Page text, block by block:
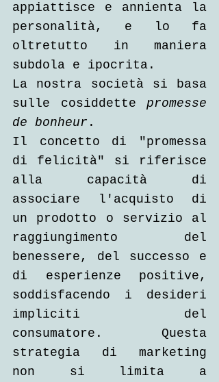
appiattisce e annienta la
personalità, e lo fa
oltretutto in maniera
subdola e ipocrita.
La nostra società si basa
sulle cosiddette promesse
de bonheur .
Il concetto di "promessa
di felicità" si riferisce
alla capacità di
associare l'acquisto di
un prodotto o servizio al
raggiungimento del
benessere, del successo e
di esperienze positive,
soddisfacendo i desideri
impliciti del
consumatore. Questa
strategia di marketing
non si limita a